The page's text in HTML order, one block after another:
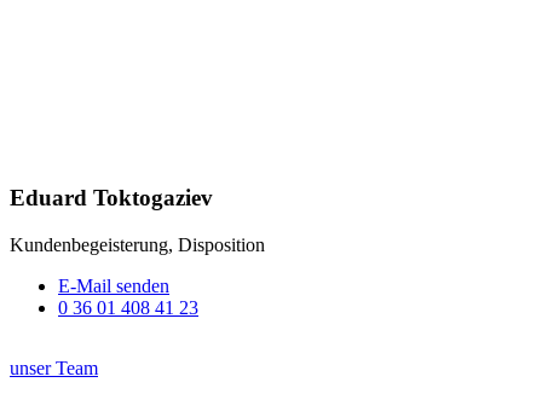
Eduard Toktogaziev
Kundenbegeisterung, Disposition
E-Mail senden
0 36 01 408 41 23
unser Team